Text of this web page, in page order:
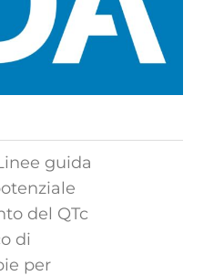
guida
del QTc
di
per